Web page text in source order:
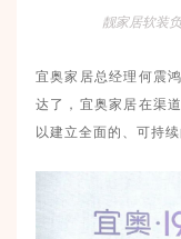
靓家居软装
宜奥家居总经理何震
达了，宜奥家居在渠
以建立全面的、可持续